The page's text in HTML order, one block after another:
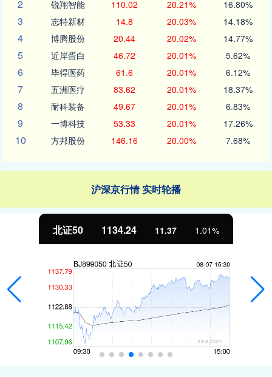
2 锐翔智能 110.02 20.21% 16.80%
3 志特新材 14.8 20.03% 14.18%
4 博腾股份 20.44 20.02% 14.77%
5 近岸蛋白 46.72 20.01% 5.62%
6 毕得医药 61.6 20.01% 6.12%
7 五洲医疗 83.62 20.01% 18.37%
8 耐科装备 49.67 20.01% 6.83%
9 一博科技 53.33 20.01% 17.26%
10 方邦股份 146.16 20.00% 7.68%
沪深京行情 实时轮播
北证50 1134.24 11.37 1.01%